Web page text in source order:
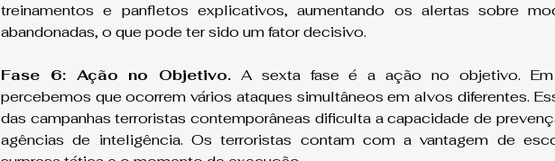
treinamentos e panfletos explicativos, aumentando os alertas sobre
abandonadas, o que pode ter sido um fator decisivo.
Fase 6: Ação no Objetivo. A sexta fase é a ação no objetivo.
percebemos que ocorrem vários ataques simultâneos em alvos diferentes.
das campanhas terroristas contemporâneas dificulta a capacidade de
agências de inteligência. Os terroristas contam com a vantagem de